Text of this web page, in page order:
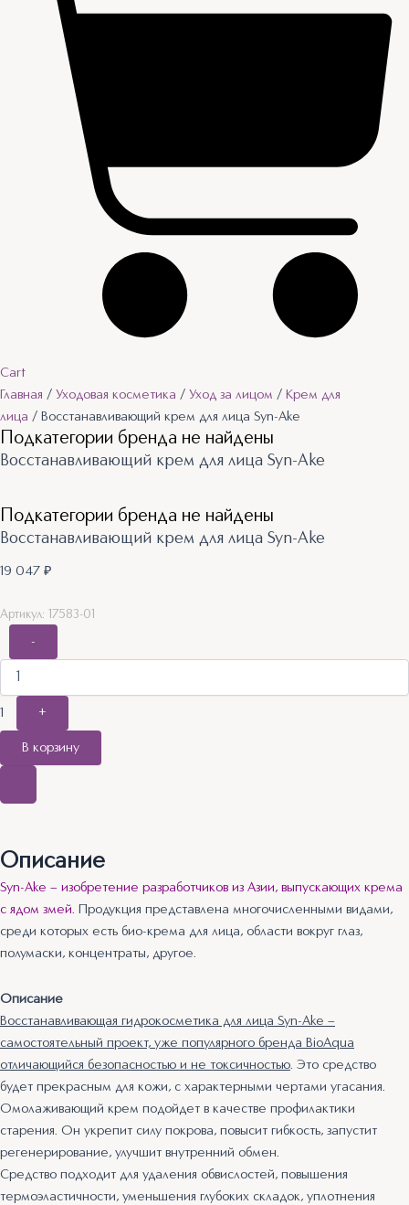
Cart
Главная / Уходовая косметика / Уход за лицом / Крем для
лица / Восстанавливающий крем для лица Syn-Ake
Подкатегории бренда не найдены
Восстанавливающий крем для лица Syn-Ake
Подкатегории бренда не найдены
Восстанавливающий крем для лица Syn-Ake
19 047 ₽
Артикул: 17583-01
-
1 +
В корзину
Описание
Syn-Ake – изобретение разработчиков из Азии, выпускающих крема
с ядом змей. Продукция представлена многочисленными видами,
среди которых есть био-крема для лица, области вокруг глаз,
полумаски, концентраты, другое.
Описание
Восстанавливающая гидрокосметика для лица Syn-Ake –
самостоятельный проект, уже популярного бренда BioAqua
отличающийся безопасностью и не токсичностью . Это средство
будет прекрасным для кожи, с характерными чертами угасания.
Омолаживающий крем подойдет в качестве профилактики
старения. Он укрепит силу покрова, повысит гибкость, запустит
регенерирование, улучшит внутренний обмен.
Средство подходит для удаления обвислостей, повышения
термоэластичности, уменьшения глубоких складок, уплотнения